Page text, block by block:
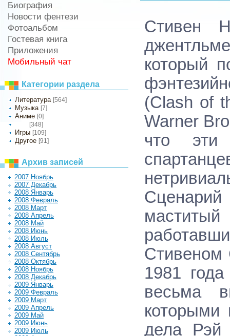
Биография
Новости фентези
Фотоальбом
Гостевая книга
Приложения
Мобильный чат
Категории раздела
Литература [564]
Музыка [7]
Аниме [0]
[348]
Игры [109]
Другое [91]
Архив записей
2007 Ноябрь
2007 Декабрь
2008 Январь
2008 Февраль
2008 Март
2008 Апрель
2008 Май
2008 Июнь
2008 Июль
2008 Август
2008 Сентябрь
2008 Октябрь
2008 Ноябрь
2008 Декабрь
2009 Январь
2009 Февраль
2009 Март
2009 Апрель
2009 Май
2009 Июнь
2009 Июль
Стивен
который
(Clash of
Warner
что
Стивеном
1981
весьма
которыми
дела Рэй